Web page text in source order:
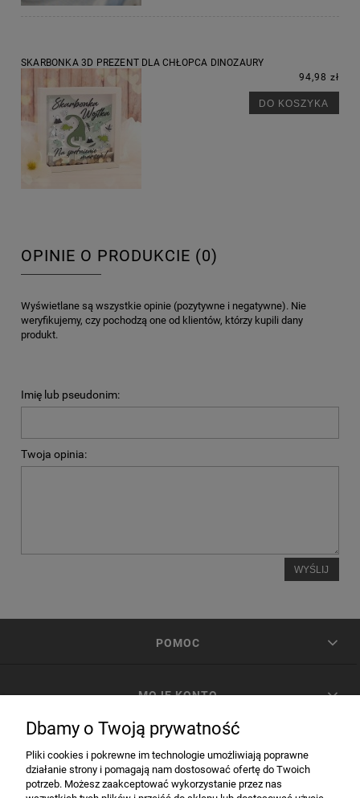
SKARBONKA 3D PREZENT DLA CHŁOPCA DINOZAURY
94,98 zł
DO KOSZYKA
OPINIE O PRODUKCIE (0)
Wyświetlane są wszystkie opinie (pozytywne i negatywne). Nie
weryfikujemy, czy pochodzą one od klientów, którzy kupili dany
produkt.
Imię lub pseudonim:
Twoja opinia:
WYŚLIJ
POMOC
MOJE KONTO
Dbamy o Twoją prywatność
Pliki cookies i pokrewne im technologie umożliwiają poprawne
działanie strony i pomagają nam dostosować ofertę do Twoich
potrzeb. Możesz zaakceptować wykorzystanie przez nas